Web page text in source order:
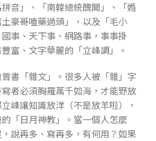
音」、「南韓總統醜聞」、「婚
豪哥嗑藥過頭」，以及「毛小
事、天下事、網路事，事事掛
富、文字華麗的「立峰調」。
「雜文」。很多人被「雜」字
者必須胸羅萬千如海，才能野放
峰讓知識放洋（不是放羊啦），
「日月神教」。當一個人怎麼
說再多、寫再多，有何用？如果